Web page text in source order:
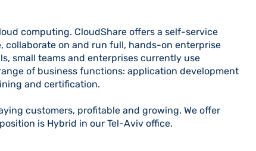
computing. CloudShare offers a self-service
collaborate on and run full, hands-on enterprise
small teams and enterprises currently use
of business functions: application development
and certification.
customers, profitable and growing. We offer
is Hybrid in our Tel-Aviv office.